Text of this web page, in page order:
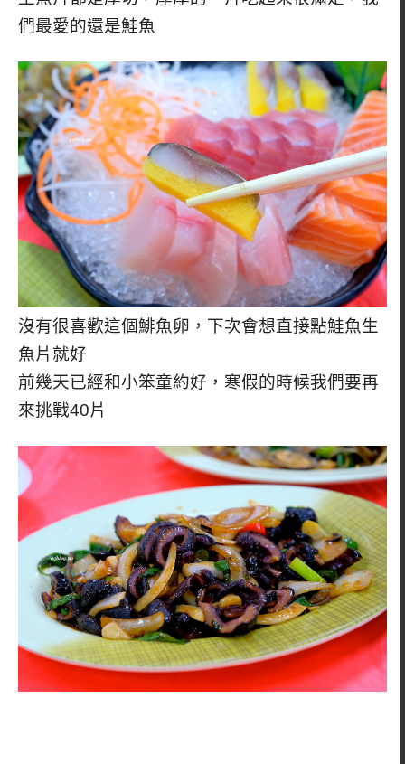
們最愛的還是鮭魚
沒有很喜歡這個鯡魚卵，下次會想直接點鮭魚生
魚片就好
前幾天已經和小笨童約好，寒假的時候我們要再
來挑戰40片